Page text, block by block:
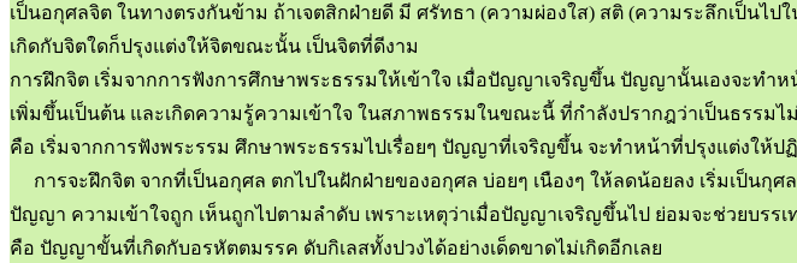
เป็นอกุศลจิต ในทางตรงกันข้าม ถ้าเจตสิกฝ่ายดี มี ศรัทธา (ความผ่องใส) สติ (ความระลึกเป็นไ
เกิดกับจิตใดก็ปรุงแต่งให้จิตขณะนั้น เป็นจิตที่ดีงาม
การฝึกจิต เริ่มจากการฟังการศึกษาพระธรรมให้เข้าใจ เมื่อปัญญาเจริญขึ้น ปัญญานั้นเองจะท
เพิ่มขึ้นเป็นต้น และเกิดความรู้ความเข้าใจ ในสภาพธรรมในขณะนี้ ที่กำลังปรากฎว่าเป็นธรรม
คือ เริ่มจากการฟังพระรรม ศึกษาพระธรรมไปเรื่อยๆ ปัญญาที่เจริญขึ้น จะทำหน้าที่ปรุงแต่งให้ป
การจะฝึกจิต จากที่เป็นอกุศล ตกไปในฝักฝ่ายของอกุศล บ่อยๆ เนืองๆ ให้ลดน้อยลง เริ่มเป็น
ปัญญา ความเข้าใจถูก เห็นถูกไปตามลำดับ เพราะเหตุว่าเมื่อปัญญาเจริญขึ้นไป ย่อมจะช่วยบ
คือ ปัญญาขั้นที่เกิดกับอรหัตตมรรค ดับกิเลสทั้งปวงได้อย่างเด็ดขาดไม่เกิดอีกเลย